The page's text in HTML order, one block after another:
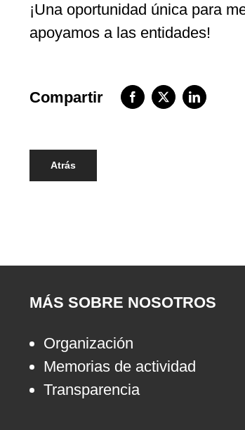
¡Una oportunidad única para
apoyamos a las entidades!
Compartir
Atrás
MÁS SOBRE NOSOTROS
Organización
Memorias de actividad
Transparencia